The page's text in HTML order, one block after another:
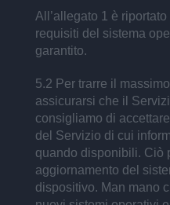
All’allegato 1 è
requisiti del sistema
garantito.
5.2 Per trarre il
assicurarsi che il
consigliamo di
del Servizio di cui
quando disponibili. Ciò
aggiornamento del
dispositivo. Man mano